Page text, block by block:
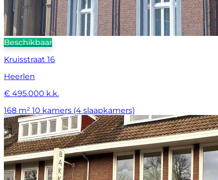
Beschikbaar
Kruisstraat 16
Heerlen
€ 495.000 k.k.
168 m² 10 kamers (4 slaapkamers)